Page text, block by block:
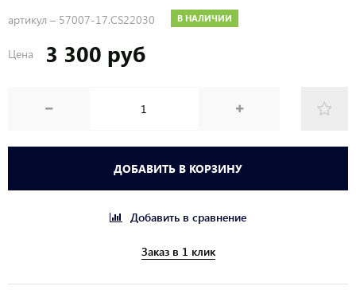
артикул – 57007-17.CS22030 В НАЛИЧИИ
Цена 3 300 руб
ДОБАВИТЬ В КОРЗИНУ
Добавить в сравнение
Заказ в 1 клик